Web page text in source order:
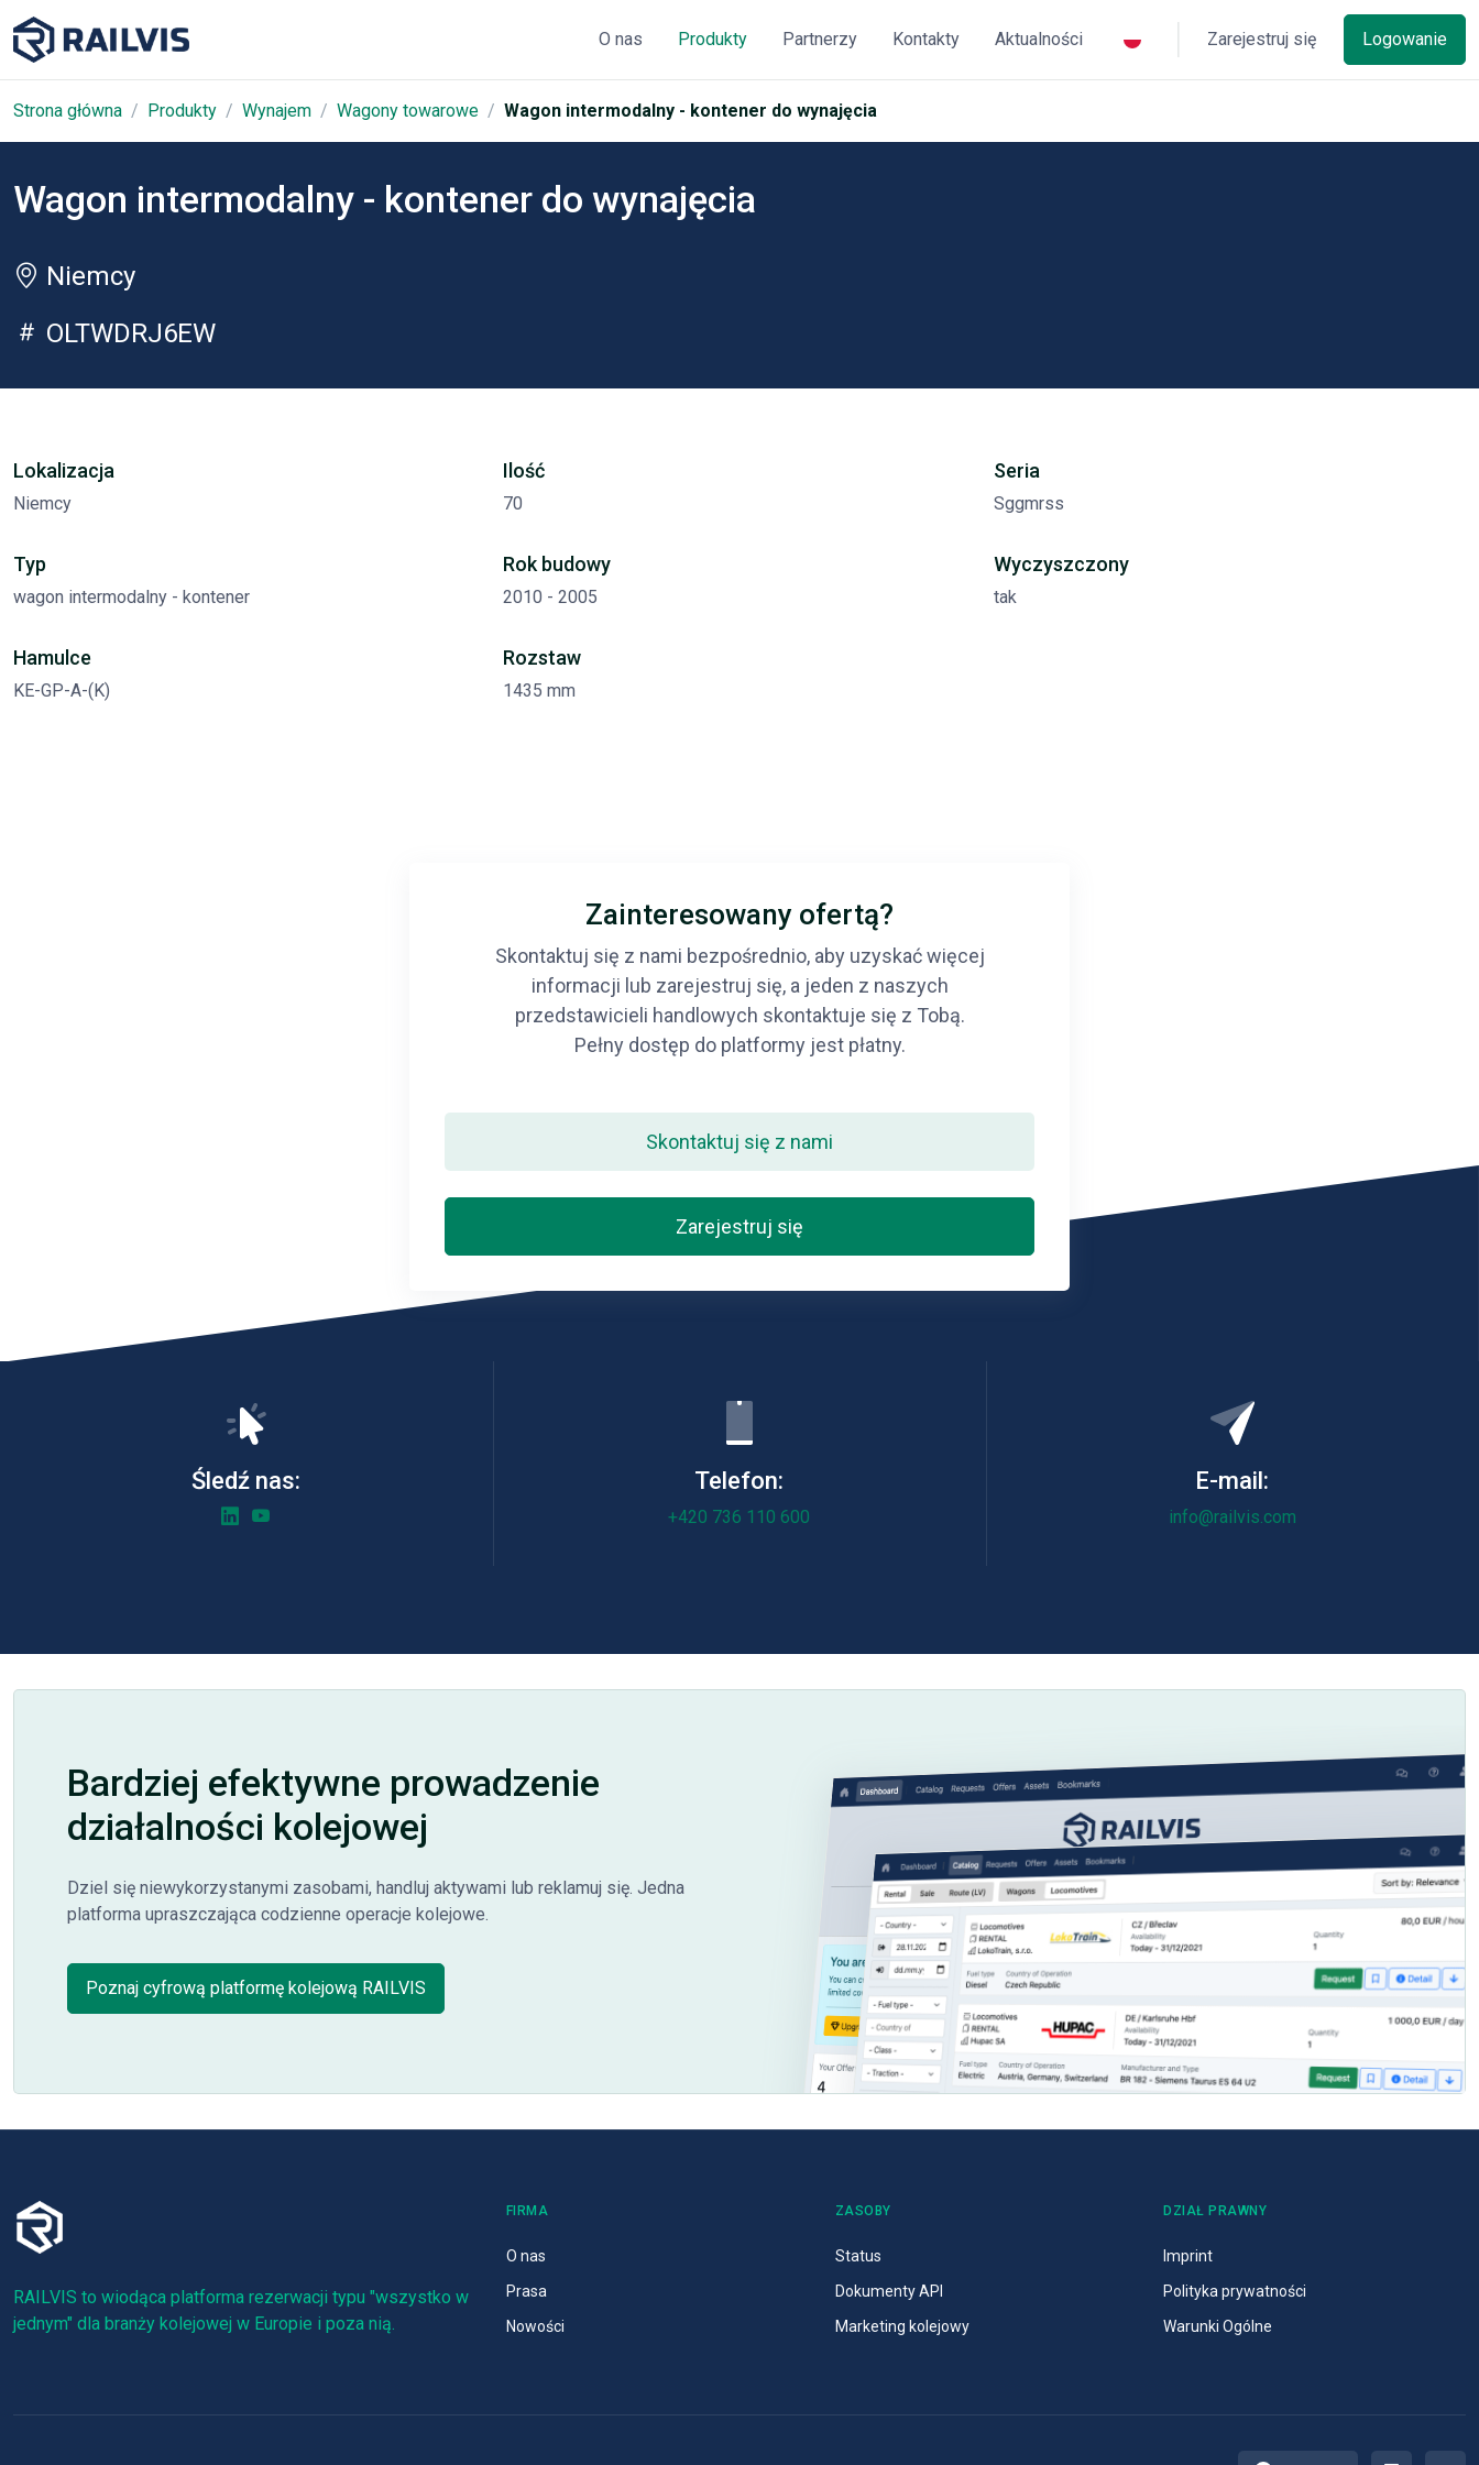
O nas Produkty Partnerzy Kontakty Aktualności Zarejestruj się Logowanie
Strona główna Produkty Wynajem Wagony towarowe Wagon intermodalny - kontener do wynajęcia
Wagon intermodalny - kontener do wynajęcia
Niemcy
OLTWDRJ6EW
Lokalizacja
Niemcy
Ilość
70
Seria
Sggmrss
Typ
wagon intermodalny - kontener
Rok budowy
2010 - 2005
Wyczyszczony
tak
Hamulce
KE-GP-A-(K)
Rozstaw
1435 mm
Zainteresowany ofertą?
Skontaktuj się z nami bezpośrednio, aby uzyskać więcej
informacji lub zarejestruj się, a jeden z naszych
przedstawicieli handlowych skontaktuje się z Tobą.
Pełny dostęp do platformy jest płatny.
Skontaktuj się z nami
Zarejestruj się
Śledź nas: Telefon:
+420 736 110 600
E-mail:
info@railvis.com
Bardziej efektywne prowadzenie
działalności kolejowej
Dziel się niewykorzystanymi zasobami, handluj aktywami lub reklamuj się. Jedna
platforma upraszczająca codzienne operacje kolejowe.
Poznaj cyfrową platformę kolejową RAILVIS
RAILVIS to wiodąca platforma rezerwacji typu "wszystko w
jednym" dla branży kolejowej w Europie i poza nią.
FIRMA
O nas
Prasa
Nowości
ZASOBY
Status
Dokumenty API
Marketing kolejowy
DZIAŁ PRAWNY
Imprint
Polityka prywatności
Warunki Ogólne